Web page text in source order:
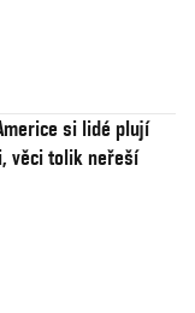
si lidé plují
věci tolik neřeší